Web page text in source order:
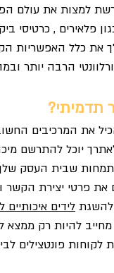
למצות את עולם
פלאירים , כרטיסי
את כלל האפשריות
הרבה יותר
תדמיתי?
את המרכיבים
יוכל להתרשם
שבית העסק שלך
את פרטי יצירת הקשר
לידים איכותיים
להיות רק
לקוחות פונטצילים